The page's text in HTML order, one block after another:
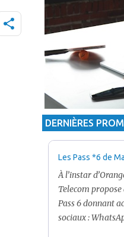
DERNIÈRES
+
et ce,
plus,
Les Pass *6 de
À l’instar
Telecom propose
Pass 6 donnant
sociaux :